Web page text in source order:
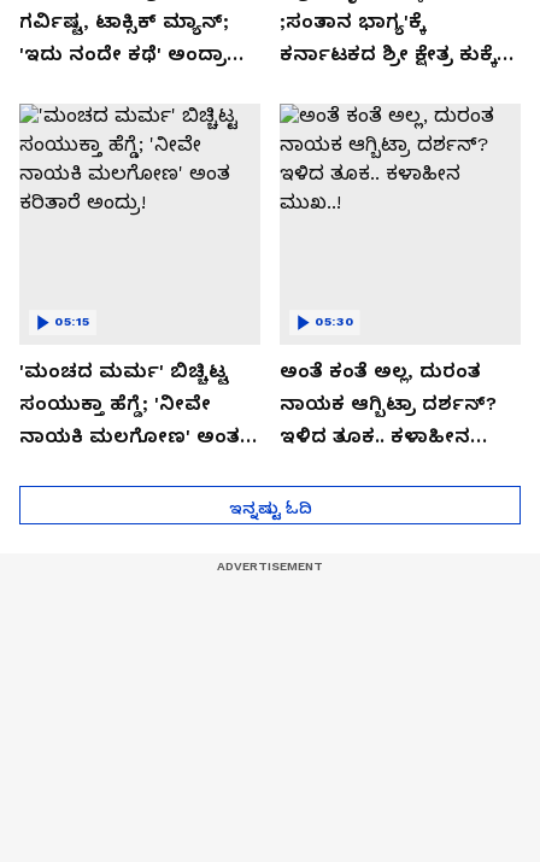
ಗರ್ವಿಷ್ಟ, ಟಾಕ್ಸಿಕ್ ಮ್ಯಾನ್;
'ಇದು ನಂದೇ ಕಥೆ' ಅಂದ್ರಾ
ಮಂದಣ್ಣ?
;ಸಂತಾನ ಭಾಗ್ಯ'ಕ್ಕೆ
ಕರ್ನಾಟಕದ ಶ್ರೀ ಕ್ಷೇತ್ರ ಕುಕ್ಕೆ
'ಮಂಚದ ಮರ್ಮ' ಬಿಚ್ಚಿಟ್ಟ
ಸಂಯುಕ್ತಾ ಹೆಗ್ಡೆ; 'ನೀವೇ
ನಾಯಕಿ ಮಲಗೋಣ' ಅಂತ
05:15
ಅಂತೆ ಕಂತೆ ಅಲ್ಲ, ದುರಂತ
ನಾಯಕ ಆಗ್ಬಿಟ್ರಾ ದರ್ಶನ್?
ಇಳಿದ ತೂಕ.. ಕಳಾಹೀನ
05:30
ಇನ್ನಷ್ಟು ಓದಿ